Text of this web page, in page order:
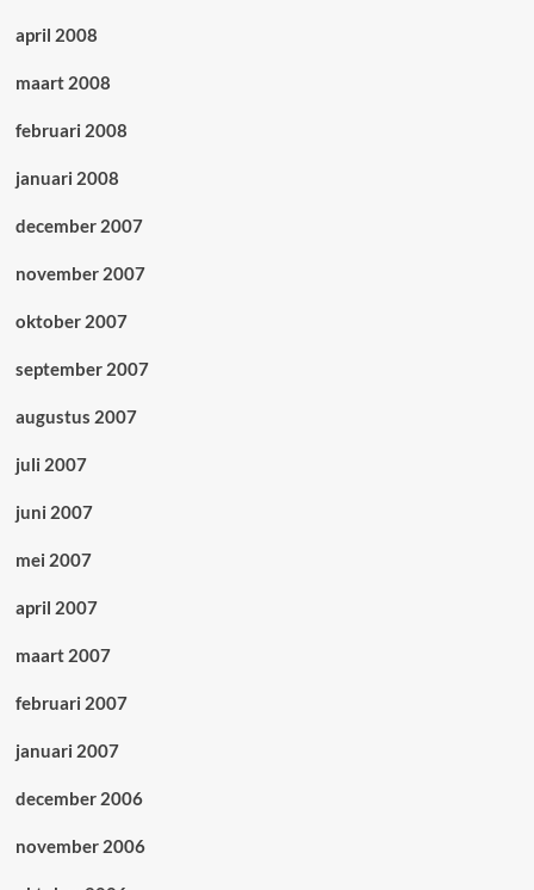
april 2008
maart 2008
februari 2008
januari 2008
december 2007
november 2007
oktober 2007
september 2007
augustus 2007
juli 2007
juni 2007
mei 2007
april 2007
maart 2007
februari 2007
januari 2007
december 2006
november 2006